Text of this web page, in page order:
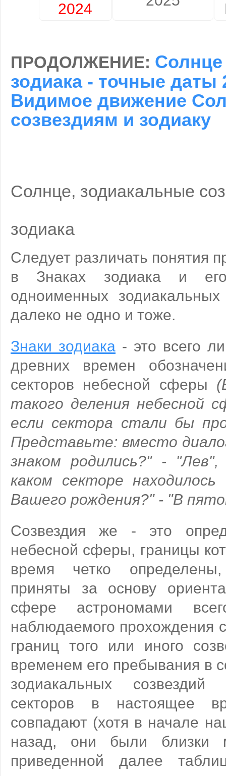
2024
ПРОДОЛЖЕНИЕ: Солнце
зодиака - точные даты
Видимое движение
созвездиям и зодиаку
Солнце, зодиакальные
зодиака
Следует различать понятия
в Знаках зодиака и
одноименных
далеко не одно и тоже.
Знаки зодиака - это всего
древних времен
секторов небесной сферы
такого деления небесной
если сектора стали бы
Представьте: вместо
знаком родились?" -
каком секторе
Вашего рождения?" - "В
Созвездия же - это
небесной сферы, границы
время четко
приняты за основу
сфере астрономами
наблюдаемого прохождения
границ того или иного
временем его пребывания в
зодиакальных
секторов в настоящее
совпадают (хотя в начале
назад, они были близки
приведенной далее